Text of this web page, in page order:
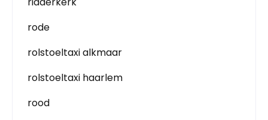
rode
rolstoeltaxi alkmaar
rolstoeltaxi haarlem
rood